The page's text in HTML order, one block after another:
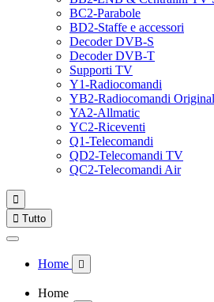
BC2-Parabole
BD2-Staffe e accessori
Decoder DVB-S
Decoder DVB-T
Supporti TV
Y1-Radiocomandi
YB2-Radiocomandi
YA2-Allmatic
YC2-Riceventi
Q1-Telecomandi
QD2-Telecomandi TV
QC2-Telecomandi Air

 Tutto
Home 
Home